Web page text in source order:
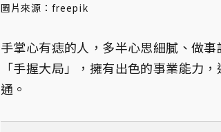
圖片來源：freepik
手掌心有痣的人，多半心思細膩、做
「手握大局」，擁有出色的事業能力
通。